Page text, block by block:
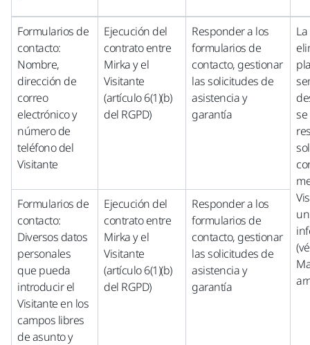
Formularios de
contacto:
Nombre,
dirección de
correo
electrónico y
número de
teléfono del
Visitante
Ejecución del
contrato entre
Mirka y el
Visitante
(artículo 6(1)(b)
del RGPD)
Responder a los
formularios de
contacto, gestionar
las solicitudes de
asistencia y
garantía
se
Formularios de
contacto:
Diversos datos
personales
que pueda
introducir el
Visitante en los
campos libres
de asunto y
Ejecución del
contrato entre
Mirka y el
Visitante
(artículo 6(1)(b)
del RGPD)
Responder a los
formularios de
contacto, gestionar
las solicitudes de
asistencia y
garantía